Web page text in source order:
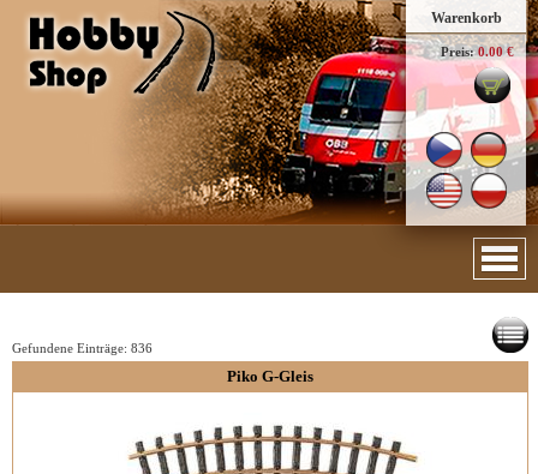
Warenkorb
Preis: 0.00 €
Gefundene Einträge: 836
Piko G-Gleis